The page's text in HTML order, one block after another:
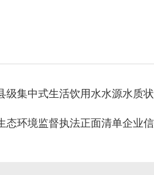
级集中式生活饮用水水源水质
态环境监督执法正面清单企业